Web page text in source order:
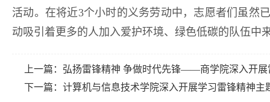
活动。在将近3个小时的义务劳动中，志愿者们虽然
动吸引着更多的人加入爱护环境、绿色低碳的队伍中
上一篇： 弘扬雷锋精神 争做时代先锋——商学院深入开展
下一篇： 计算机与信息技术学院深入开展学习雷锋精神主